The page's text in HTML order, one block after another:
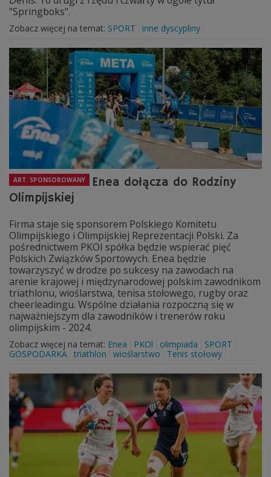
"Springboks".
Zobacz więcej na temat: SPORT inne dyscypliny
ART. SPONSOROWANY
Enea dołącza do Rodziny
Olimpijskiej
Firma staje się sponsorem Polskiego Komitetu
Olimpijskiego i Olimpijskiej Reprezentacji Polski. Za
pośrednictwem PKOI spółka będzie wspierać pięć
Polskich Związków Sportowych. Enea będzie
towarzyszyć w drodze po sukcesy na zawodach na
arenie krajowej i międzynarodowej polskim zawodnikom
triathlonu, wioślarstwa, tenisa stołowego, rugby oraz
cheerleadingu. Wspólne działania rozpoczną się w
najważniejszym dla zawodników i trenerów roku
olimpijskim - 2024.
Zobacz więcej na temat: Enea PKOl olimpiada
SPORT
GOSPODARKA triathlon wioślarstwo Tenis stołowy